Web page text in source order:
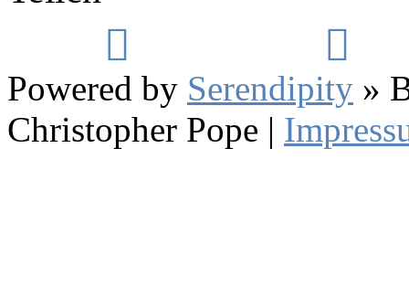
Powered by Serendipity »
Christopher Pope |